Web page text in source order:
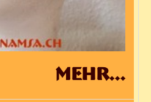
mehr...